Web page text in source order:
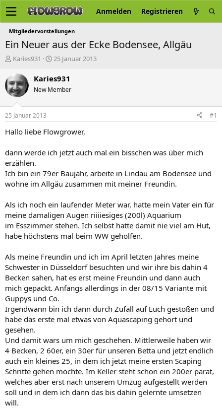
Anmelden Registrieren
Mitgliedervorstellungen
Ein Neuer aus der Ecke Bodensee, Allgäu
E
s
t
e
e
r
Karies931
E
s
e
t
a
25 Januar 2013
Karies931
New Member
25 Januar 2013 #1
Hallo liebe Flowgrower,
dann werde ich jetzt auch mal ein bisschen was über mich
erzählen.
Ich bin ein 79er Baujahr, arbeite in Lindau am Bodensee und
wohne im Allgäu zusammen mit meiner Freundin.
Als ich noch ein laufender Meter war, hatte mein Vater ein für
meine damaligen Augen riiiiesiges (200l) Aquarium
im Esszimmer stehen. Ich selbst hatte damit nie viel am Hut,
habe höchstens mal beim WW geholfen.
Als meine Freundin und ich im April letzten Jahres meine
Schwester in Düsseldorf besuchten und wir ihre bis dahin 4
Becken sahen, hat es erst meine Freundin und dann auch
mich gepackt. Anfangs allerdings in der 08/15 Variante mit
Guppys und Co.
Irgendwann bin ich dann durch Zufall auf Euch gestoßen und
habe das erste mal etwas von Aquascaping gehört und
gesehen.
Und damit wars um mich geschehen. Mittlerweile haben wir
4 Becken, 2 60er, ein 30er für unseren Betta und jetzt endlich
auch ein kleines 25, in dem ich jetzt meine ersten Scaping
Schritte gehen möchte. Im Keller steht schon ein 200er parat,
welches aber erst nach unserem Umzug aufgestellt werden
soll und in dem ich dann das bis dahin gelernte umsetzen
will.